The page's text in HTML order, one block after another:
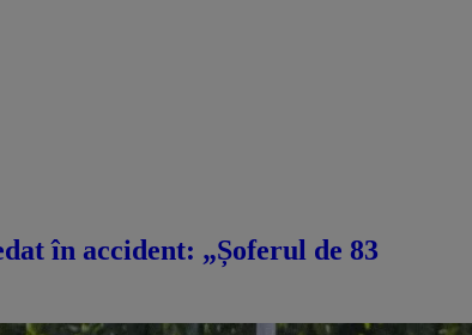
în accident: „Șoferul de 83